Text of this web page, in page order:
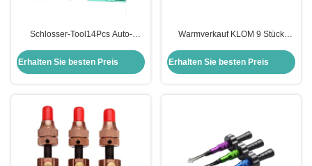
Schlosser-Tool14Pcs Auto-
Schlossöffner
Erhalten Sie besten Preis
Warmverkauf KLOM 9 Stück
Fortgeschrittenes 9-Stück-Set
Schlosserwerkzeuge
Erhalten Sie besten Preis